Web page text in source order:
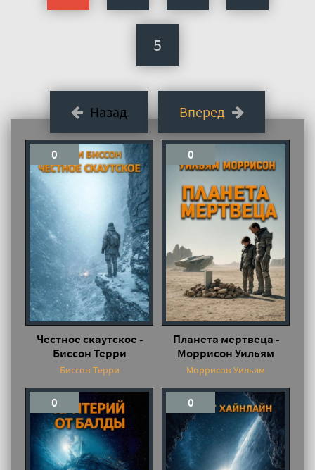
Назад
5
Вперед
0
Честное скаутское -
Биссон Терри
Биссон Терри
0
Планета мертвеца -
Моррисон Уильям
Моррисон Уильям
0 0